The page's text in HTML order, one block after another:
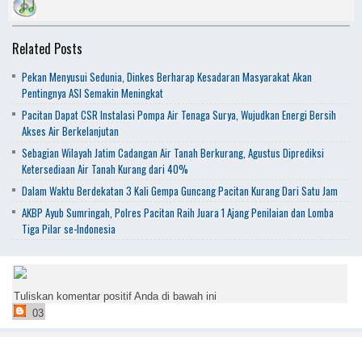
Related Posts
Pekan Menyusui Sedunia, Dinkes Berharap Kesadaran Masyarakat Akan
Pentingnya ASI Semakin Meningkat
Pacitan Dapat CSR Instalasi Pompa Air Tenaga Surya, Wujudkan Energi Bersih
Akses Air Berkelanjutan
Sebagian Wilayah Jatim Cadangan Air Tanah Berkurang, Agustus Diprediksi
Ketersediaan Air Tanah Kurang dari 40%
Dalam Waktu Berdekatan 3 Kali Gempa Guncang Pacitan Kurang Dari Satu Jam
AKBP Ayub Sumringah, Polres Pacitan Raih Juara 1 Ajang Penilaian dan Lomba
Tiga Pilar se-Indonesia
Tuliskan komentar positif Anda di bawah ini
03